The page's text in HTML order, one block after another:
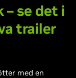
se det i
trailer
med en